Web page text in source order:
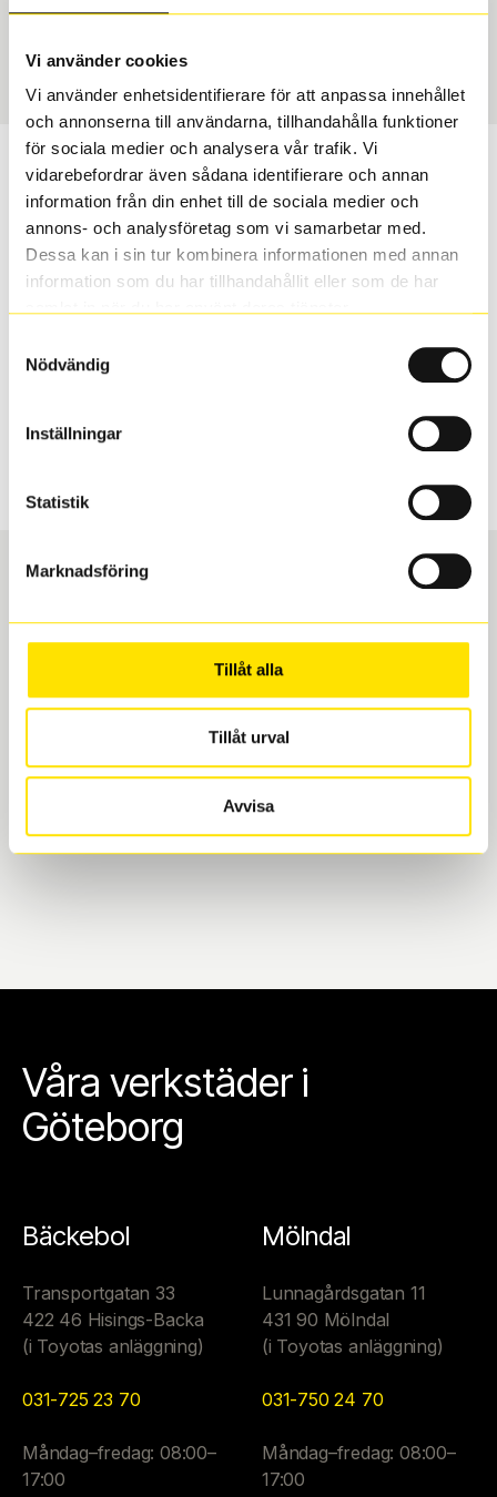
Vi använder cookies
Vi använder enhetsidentifierare för att anpassa innehållet
och annonserna till användarna, tillhandahålla funktioner
för sociala medier och analysera vår trafik. Vi
vidarebefordrar även sådana identifierare och annan
information från din enhet till de sociala medier och
annons- och analysföretag som vi samarbetar med.
Dessa kan i sin tur kombinera informationen med annan
information som du har tillhandahållit eller som de har
Nödvändig
Inställningar
Statistik
Marknadsföring
Tillåt alla
Tillåt urval
Avvisa
USA, 4x4 255/55 R 18 105H
75281
Passar detta däck min bil?
Ange registreringsnummer för att se om det däck du
valt passar din bilmodell. Om du köper däck som skall
sättas på dina befintliga fälgar, se till att kolla en extra
inte vara samma dimension som bilen hade ut från
Boka och hämta hos Däckspecialen
När du beställer dina nya däck eller fälgar hos oss
levereras de direkt till någon av våra däckverkstäder i
Göteborg. Välj mellan Hisingen (Bäckebol) eller
Mölndal. I beställningen anger du datum och tid för
vi till att de uppfyller alla krav för en säker körning.
Våra verkstäder i
Göteborg
Bäckebol
Transportgatan 33
422 46 Hisings-Backa
(i Toyotas anläggning)
031-725 23 70
Måndag–fredag: 08:00–
17:00
Mölndal
Lunnagårdsgatan 11
431 90 Mölndal
(i Toyotas anläggning)
031-750 24 70
Måndag–fredag: 08:00–
17:00